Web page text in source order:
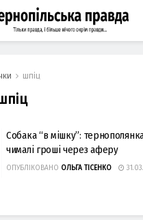
шпіц
Собака “в мішку”:
чималі гроші через аферу
ОПУБЛІКОВАНО ОЛЬГА ТІСЕНКО